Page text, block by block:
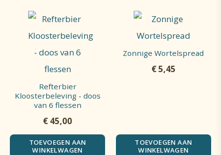
Refterbier
Kloosterbeleving - doos
van 6 flessen
€ 45,00
TOEVOEGEN AAN
WINKELWAGEN
Zonnige Wortelspread
€5,45
TOEVOEGEN AAN
WINKELWAGEN